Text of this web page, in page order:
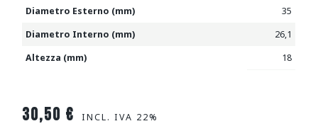
Diametro Esterno (mm)
35
Diametro Interno (mm)
26,1
Altezza (mm)
18
30,50 € INCL. IVA 22%